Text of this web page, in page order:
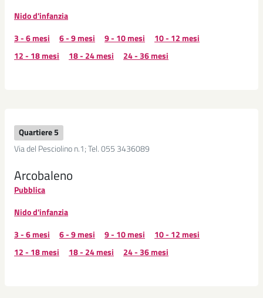
Nido d'infanzia
3 - 6 mesi
6 - 9 mesi 9 - 10 mesi
10 - 12 mesi
12 - 18 mesi
18 - 24 mesi 24 - 36 mesi
Quartiere 5
Via del Pesciolino n.1; Tel. 055 3436089
Arcobaleno
Pubblica
Nido d'infanzia
3 - 6 mesi
6 - 9 mesi 9 - 10 mesi
10 - 12 mesi
12 - 18 mesi
18 - 24 mesi 24 - 36 mesi